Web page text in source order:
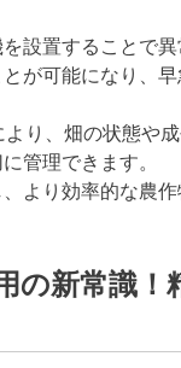
設置することで
が可能になり、
り、畑の状態や
管理できます。
より効率的な農
の新常識！